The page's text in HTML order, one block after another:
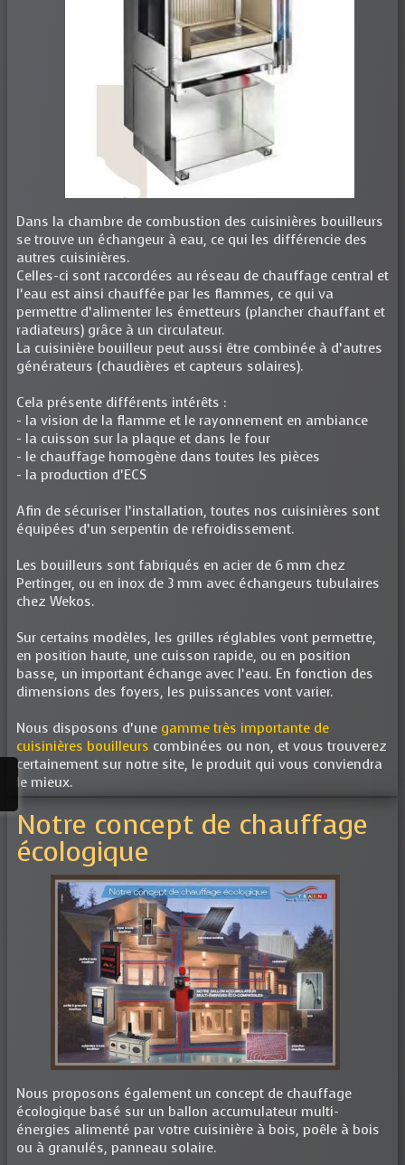
Dans la chambre de combustion des cuisinières bouilleurs
se trouve un échangeur à eau, ce qui les différencie des
autres cuisinières.
Celles-ci sont raccordées au réseau de chauffage central et
l’eau est ainsi chauffée par les flammes, ce qui va
permettre d’alimenter les émetteurs (plancher chauffant et
radiateurs) grâce à un circulateur.
La cuisinière bouilleur peut aussi être combinée à d’autres
générateurs (chaudières et capteurs solaires).
Cela présente différents intérêts :
- la vision de la flamme et le rayonnement en ambiance
- la cuisson sur la plaque et dans le four
- le chauffage homogène dans toutes les pièces
- la production d’ECS
Afin de sécuriser l’installation, toutes nos cuisinières sont
équipées d’un serpentin de refroidissement.
Les bouilleurs sont fabriqués en acier de 6 mm chez
Pertinger, ou en inox de 3 mm avec échangeurs tubulaires
chez Wekos.
Sur certains modèles, les grilles réglables vont permettre,
en position haute, une cuisson rapide, ou en position
basse, un important échange avec l’eau. En fonction des
dimensions des foyers, les puissances vont varier.
Nous disposons d’une gamme très importante de
cuisinières bouilleurs combinées ou non, et vous trouverez
certainement sur notre site, le produit qui vous conviendra
le mieux.
Notre concept de chauffage
écologique
Nous proposons également un concept de chauffage
écologique basé sur un ballon accumulateur multi-
énergies alimenté par votre cuisinière à bois, poêle à bois
ou à granulés, panneau solaire.